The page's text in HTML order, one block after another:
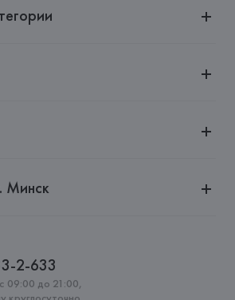
Минск
2-633
09:00 до 21:00,